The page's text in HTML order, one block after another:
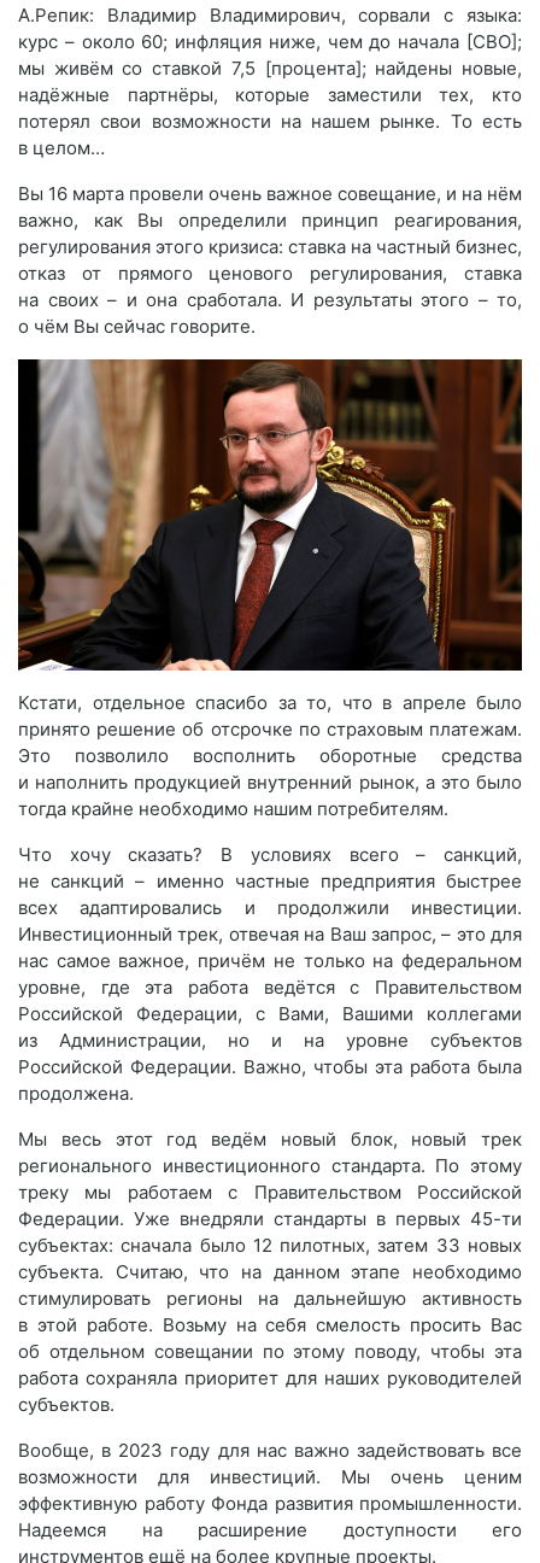
А.Репик: Владимир Владимирович, сорвали с языка:
курс – около 60; инфляция ниже, чем до начала [СВО];
мы живём со ставкой 7,5 [процента]; найдены новые,
надёжные партнёры, которые заместили тех, кто
потерял свои возможности на нашем рынке. То есть
в целом…
Вы 16 марта провели очень важное совещание, и на нём
важно, как Вы определили принцип реагирования,
регулирования этого кризиса: ставка на частный бизнес,
отказ от прямого ценового регулирования, ставка
на своих – и она сработала. И результаты этого – то,
о чём Вы сейчас говорите.
Кстати, отдельное спасибо за то, что в апреле было
принято решение об отсрочке по страховым платежам.
Это позволило восполнить оборотные средства
и наполнить продукцией внутренний рынок, а это было
тогда крайне необходимо нашим потребителям.
Что хочу сказать? В условиях всего – санкций,
не санкций – именно частные предприятия быстрее
всех адаптировались и продолжили инвестиции.
Инвестиционный трек, отвечая на Ваш запрос, – это для
нас самое важное, причём не только на федеральном
уровне, где эта работа ведётся с Правительством
Российской Федерации, с Вами, Вашими коллегами
из Администрации, но и на уровне субъектов
Российской Федерации. Важно, чтобы эта работа была
продолжена.
Мы весь этот год ведём новый блок, новый трек
регионального инвестиционного стандарта. По этому
треку мы работаем с Правительством Российской
Федерации. Уже внедряли стандарты в первых 45-ти
субъектах: сначала было 12 пилотных, затем 33 новых
субъекта. Считаю, что на данном этапе необходимо
стимулировать регионы на дальнейшую активность
в этой работе. Возьму на себя смелость просить Вас
об отдельном совещании по этому поводу, чтобы эта
работа сохраняла приоритет для наших руководителей
субъектов.
Вообще, в 2023 году для нас важно задействовать все
возможности для инвестиций. Мы очень ценим
эффективную работу Фонда развития промышленности.
Надеемся на расширение доступности его
инструментов ещё на более крупные проекты.